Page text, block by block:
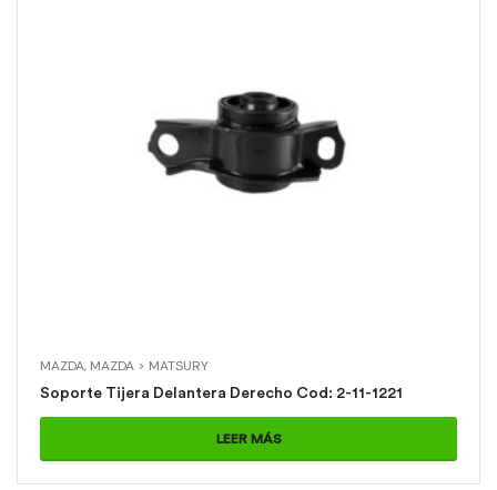
MAZDA, MAZDA > MATSURY
Soporte Tijera Delantera Derecho Cod: 2-11-1221
LEER MÁS